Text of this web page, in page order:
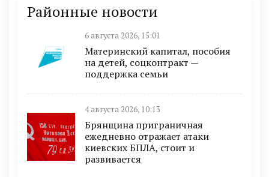
Районные новости
6 августа 2026, 15:01
Материнский капитал, пособия
на детей, соцконтракт —
поддержка семьи
4 августа 2026, 10:13
Брянщина приграничная
ежедневно отражает атаки
киевских БПЛА, стоит и
развивается